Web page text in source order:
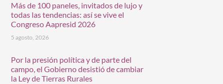
Más de 100 paneles, invitados de lujo y
todas las tendencias: así se vive el
Congreso Aapresid 2026
5 agosto, 2026
Por la presión política y de parte del
campo, el Gobierno desistió de cambiar
la Ley de Tierras Rurales